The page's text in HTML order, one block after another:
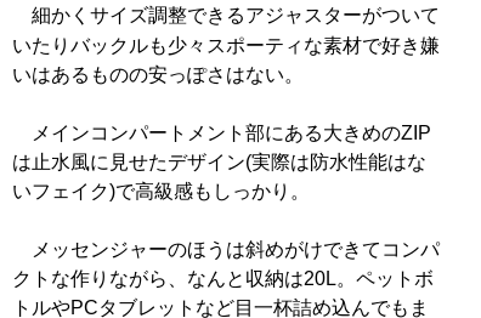
細かくサイズ調整できるアジャスターがついて
いたりバックルも少々スポーティな素材で好き嫌
いはあるものの安っぽさはない。
メインコンパートメント部にある大きめのZIP
は止水風に見せたデザイン(実際は防水性能はな
いフェイク)で高級感もしっかり。
メッセンジャーのほうは斜めがけできてコンパ
クトな作りながら、なんと収納は20L。ペットボ
トルやPCタブレットなど目一杯詰め込んでもま